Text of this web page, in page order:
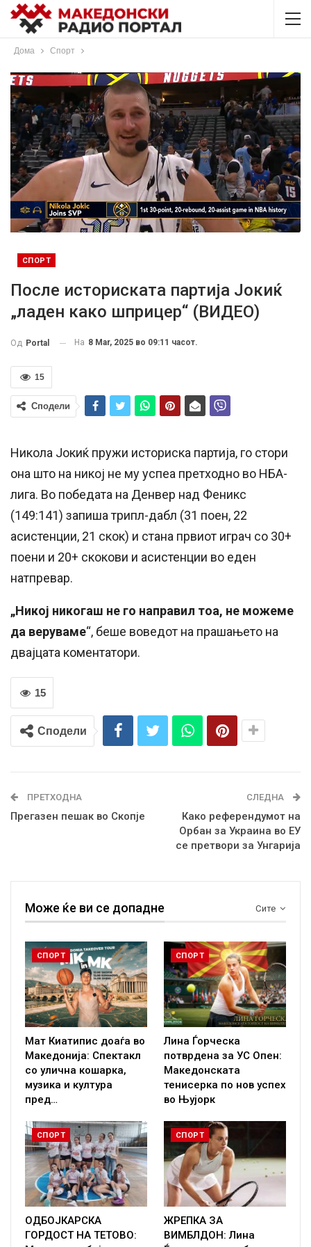
Дома Спорт
СПОРТ
После историската партија Јокиќ
„ладен како шприцер“ (ВИДЕО)
Од Portal На 8 Mar, 2025 во 09:11 часот.
15
Сподели
Никола Јокиќ пружи историска партија, го стори
она што на никој не му успеа претходно во НБА-
лига. Во победата на Денвер над Феникс
(149:141) запиша трипл-дабл (31 поен, 22
асистенции, 21 скок) и стана првиот играч со 30+
поени и 20+ скокови и асистенции во еден
натпревар.
„Никој никогаш не го направил тоа, не можеме
да веруваме“, беше воведот на прашањето на
двајцата коментатори.
15
Сподели
ПРЕТХОДНА
Прегазен пешак во Скопје
СЛЕДНА
Како референдумот на
Орбан за Украина во ЕУ
се претвори за Унгарија
Сите
Може ќе ви се допадне
СПОРТ
Мат Киатипис доаѓа во
Македонија: Спектакл
со улична кошарка,
музика и култура
пред…
СПОРТ
Лина Ѓорческа
потврдена за УС Опен:
Македонската
тенисерка по нов успех
во Њујорк
СПОРТ
ОДБОЈКАРСКА
ГОРДОСТ НА ТЕТОВО:
СПОРТ
ЖРЕПКА ЗА
ВИМБЛДОН: Лина